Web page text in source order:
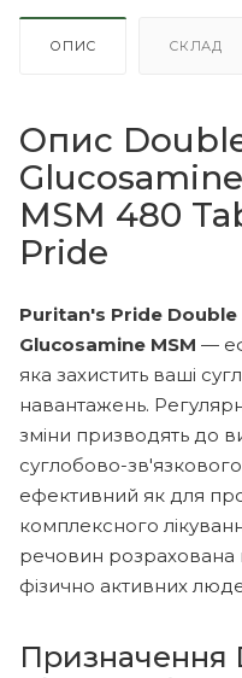
ОПИС СКЛАД
Опис
MSM 480
Pride
Puritan's Pride
Glucosamine MSM —
яка захистить ваші
навантажень.
зміни призводять до
суглобово-
ефективний як для
комплексного
речовин розрахована
фізично активних
Призначення